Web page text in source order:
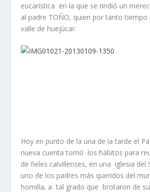
eucarística en la que se rindió un
al padre TOÑO, quien por tanto tiempo
valle de huejúcar.
Hoy en punto de la una de la tarde el
nueva cuenta tomó los hábitos para
de fieles calvillenses, en una iglesia del
uno de los padres más queridos del
homilía, a tal grado que brotaron de